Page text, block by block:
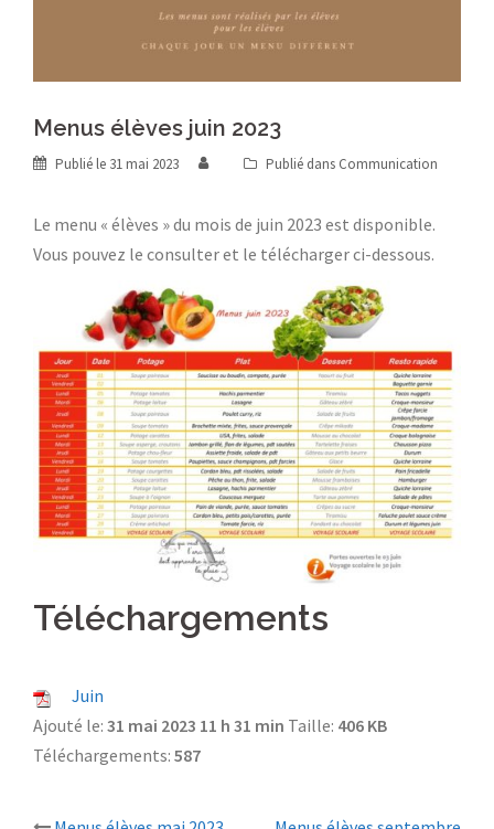
Menus élèves juin 2023
Publié le 31 mai 2023 Publié dans Communication
Le menu « élèves » du mois de juin 2023 est disponible.
Vous pouvez le consulter et le télécharger ci-dessous.
Téléchargements
Juin
Ajouté le: 31 mai 2023 11 h 31 min Taille: 406 KB
Téléchargements: 587